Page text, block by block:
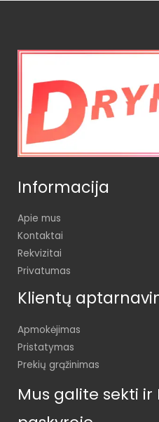
Informacija
Apie mus
Kontaktai
Rekvizitai
Privatumas
Klientų
Apmokėjimas
Pristatymas
Prekių grąžinimas
Mus galite sekti ir